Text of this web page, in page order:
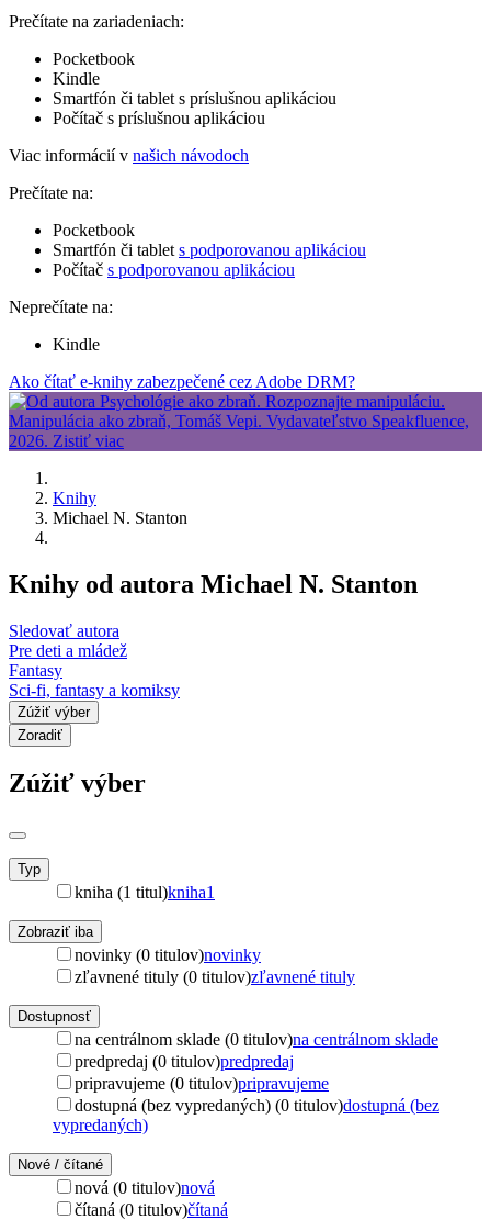
Prečítate na zariadeniach:
Pocketbook
Kindle
Smartfón či tablet s príslušnou aplikáciou
Počítač s príslušnou aplikáciou
Viac informácií v našich návodoch
Prečítate na:
Pocketbook
Smartfón či tablet s podporovanou aplikáciou
Počítač s podporovanou aplikáciou
Neprečítate na:
Kindle
Ako čítať e-knihy zabezpečené cez Adobe DRM?
Knihy
Michael N. Stanton
Knihy od autora Michael N. Stanton
Sledovať autora
Pre deti a mládež
Fantasy
Sci-fi, fantasy a komiksy
Zúžiť výber
Zoradiť
Zúžiť výber
Typ
kniha (1 titul)kniha1
Zobraziť iba
novinky (0 titulov)novinky
zľavnené tituly (0 titulov)zľavnené tituly
Dostupnosť
na centrálnom sklade (0 titulov)na centrálnom sklade
predpredaj (0 titulov)predpredaj
pripravujeme (0 titulov)pripravujeme
dostupná (bez vypredaných) (0 titulov)dostupná (bez
vypredaných)
Nové / čítané
nová (0 titulov)nová
čítaná (0 titulov)čítaná